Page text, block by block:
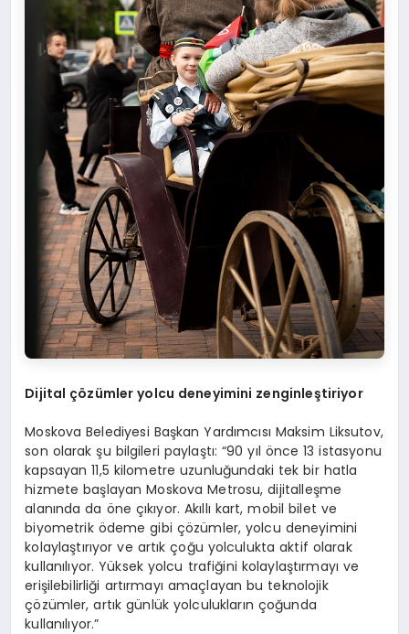
Dijital çözümler yolcu deneyimini zenginleştiriyor
Moskova Belediyesi Başkan Yardımcısı Maksim Liksutov,
son olarak şu bilgileri paylaştı: “90 yıl önce 13 istasyonu
kapsayan 11,5 kilometre uzunluğundaki tek bir hatla
hizmete başlayan Moskova Metrosu, dijitalleşme
alanında da öne çıkıyor. Akıllı kart, mobil bilet ve
biyometrik ödeme gibi çözümler, yolcu deneyimini
kolaylaştırıyor ve artık çoğu yolculukta aktif olarak
kullanılıyor. Yüksek yolcu trafiğini kolaylaştırmayı ve
erişilebilirliği artırmayı amaçlayan bu teknolojik
çözümler, artık günlük yolculukların çoğunda
kullanılıyor.”